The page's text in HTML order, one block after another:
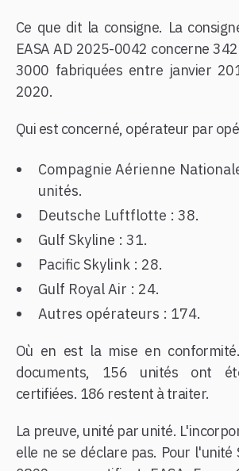
Ce que dit la consigne. La
EASA AD 2025-0042 concerne
3000 fabriquées entre janvier
2020.
Qui est concerné, opérateur par
Compagnie Aérienne
unités.
Deutsche Luftflotte : 38.
Gulf Skyline : 31.
Pacific Skylink : 28.
Gulf Royal Air : 24.
Autres opérateurs : 174.
Où en est la mise en
documents, 156 unités ont
certifiées. 186 restent à traiter.
La preuve, unité par unité.
elle ne se déclare pas. Pour l'unité